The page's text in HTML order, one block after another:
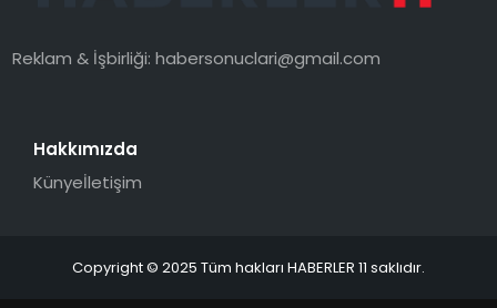
Reklam & İşbirliği:habersonuclari@gmail.com
Hakkımızda
Künyeİletişim
Copyright © 2025 Tüm hakları HABERLER 11 saklıdır.